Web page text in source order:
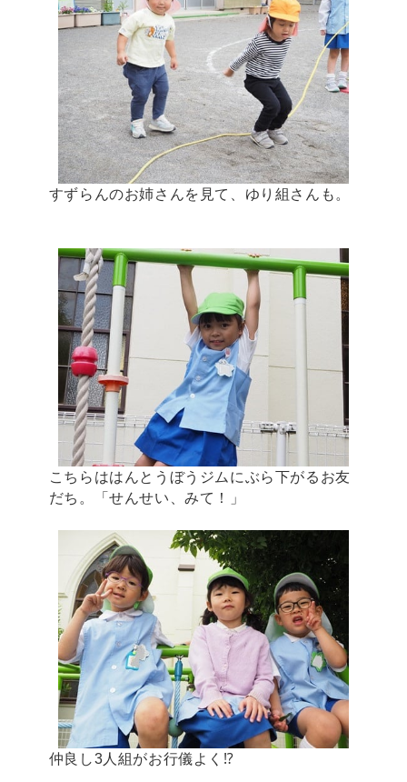
すずらんのお姉さんを見て、ゆり組さんも。
こちらははんとうぼうジムにぶら下がるお友
だち。「せんせい、みて！」
仲良し3人組がお行儀よく⁉